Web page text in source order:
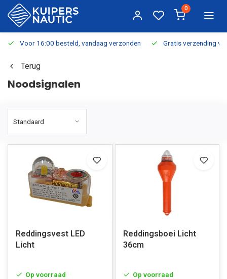
0
Voor 16:00 besteld, vandaag verzonden Gratis verzending
Terug
Noodsignalen
Reddingsvest LED
Licht
Op voorraad
Reddingsboei Licht
36cm
Op voorraad